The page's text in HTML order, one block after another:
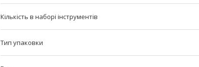
Кількість в наборі інструментів
Тип упаковки